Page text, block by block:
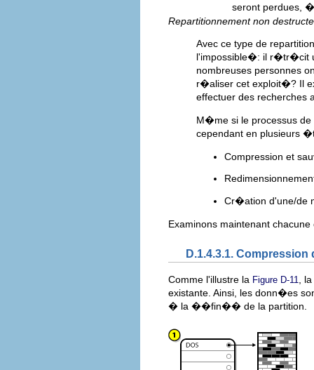
seront perdues,
Repartitionnement non
Avec ce type de
l'impossible�: il r�tr�cit
nombreuses personnes
r�aliser cet exploit�? Il
effectuer des recherches
M�me si le processus
cependant en plusieurs
Compression et
Cr�ation d'une/de
Examinons maintenant
D.1.4.3.1.
Comme l'illustre la Figure D-11,
existante. Ainsi, les donn�es
� la ��fin�� de la partition.